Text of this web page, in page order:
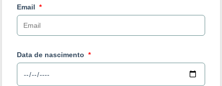
Email
Data de nascimento